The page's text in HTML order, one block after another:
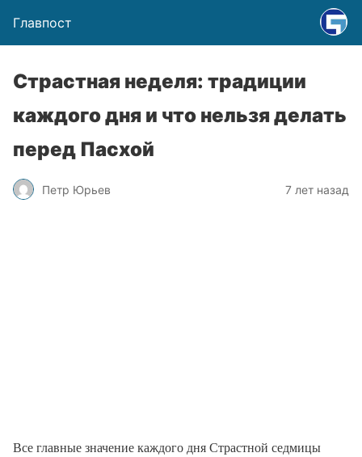
Главпост
Страстная неделя: традиции
каждого дня и что нельзя делать
перед Пасхой
Петр Юрьев 7 лет назад
Все главные значение каждого дня Страстной седмицы